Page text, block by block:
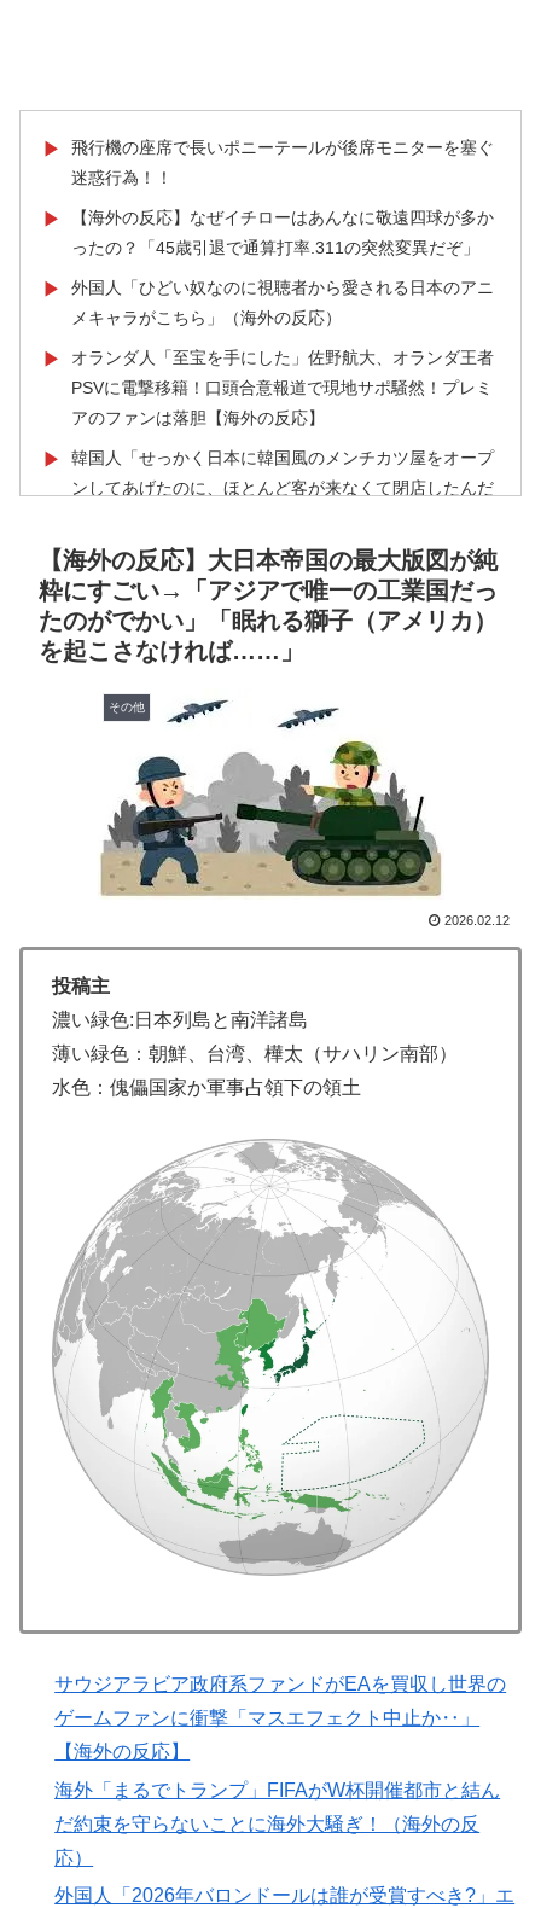
▶
飛行機の座席で長いポニーテールが後席モニターを塞ぐ
迷惑行為！！
▶
【海外の反応】なぜイチローはあんなに敬遠四球が多か
ったの？「45歳引退で通算打率.311の突然変異だぞ」
▶
外国人「ひどい奴なのに視聴者から愛される日本のアニ
メキャラがこちら」（海外の反応）
▶
オランダ人「至宝を手にした」佐野航大、オランダ王者
PSVに電撃移籍！口頭合意報道で現地サポ騒然！プレミ
アのファンは落胆【海外の反応】
▶
韓国人「せっかく日本に韓国風のメンチカツ屋をオープ
ンしてあげたのに、ほとんど客が来なくて閉店したんだ
▶
海外「全部日本の真似だったのか…」 日本の普通のテ
レビ番組が最新SNSの数十年先を行っていたと話題に
▶ 【あんこ】唐突になるんだけど、「魔法少女」ってどう
思う？ 第1話 高町流捕縛術に死角なし！
【海外の反応】南アのGK、ペナルティエリアを壮大に
勘違いして一発退場「どんな空間認識能力だよｗ」
韓国人「イジョンフ本日の全米が呆れる守備エラーを見
てください！しかもサヨナラエラーです」
【海外の反応】移民なしで少子化を解決するにはどうし
たらいいんだ？ → 「現代の経済は人口増加を前提とし
ているからな」「福祉の崩壊もヤバい」
ｗｗ」＝韓国の反応
▶
韓国人「これが新時代の配慮か！」日本のテレビ局が下
した驚きの表現規制に韓国人がビックリ仰天！
れたちびっ子集団が世界をメロメロに
【海外の反応】移民なしで少子化を解決するにはどうし
たらいいんだ？ → 「現代の経済は人口増加を前提とし
ているからな」「福祉の崩壊もヤバい」
英国人「日本代表で一番好き」上田綺世、プレミア移籍
が浮上！現地サポが大興奮！獲得を望む声が殺到！【海
外の反応】
▶
韓国人「台風接近中だけど日本には台風クラブというの
があったんだね」
韓国人「本日チームをサヨナラ負けさせたイ・ジョンフ
の守備、ガチでヤバ過ぎる…」→「のび太レベルの守備
ｗｗ」＝韓国の反応
韓国の24時間無人のラーメン屋に世界が騒然！←「なん
て文明的なんだ！」（海外の反応）
い
▶ 海外「日本旅行で捺してきたスタンプをクッションカバ
ーにしてみた！」一風変わった日本旅行の記念品のアイ
ディアに対する海外の反応
▶ 韓国人「日本のXで話題になったエアコンの臭いを消す
方法をご覧ください」→「これマジ？」
▶ 海外「日本がキラキラして見える…」 日本の街頭イン
【海外の反応】大日本帝国の最大版図が純
粋にすごい→「アジアで唯一の工業国だっ
たのがでかい」「眠れる獅子（アメリカ）
を起こさなければ……」
その他
2026.02.12
投稿主
濃い緑色:日本列島と南洋諸島
薄い緑色：朝鮮、台湾、樺太（サハリン南部）
水色：傀儡国家か軍事占領下の領土
サウジアラビア政府系ファンドがEAを買収し世界の
ゲームファンに衝撃「マスエフェクト中止か‥」
【海外の反応】
海外「まるでトランプ」FIFAがW杯開催都市と結ん
だ約束を守らないことに海外大騒ぎ！（海外の反
応）
外国人「2026年バロンドールは誰が受賞すべき?」エ